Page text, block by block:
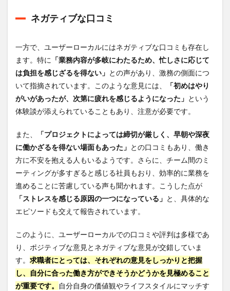
ネガティブな口コミ
一方で、ユーザーローカルにはネガティブな口コミも存在し
ます。特に 「業務内容が多岐にわたるため、忙しさに応じて
は負担を感じざるを得ない」 との声があり、激務の側面につ
いて指摘されています。このような意見には、
「初めはやり
がいがあったが、次第に疲れを感じるようになった」 という
体験談が添えられていることもあり、注意が必要です。
また、
「プロジェクトによっては締切が厳しく、早朝や深夜
に働かざるを得ない場面もあった」 との口コミもあり、働き
方に不安を抱える人もいるようです。さらに、チーム間のミ
ーティングが多すぎると感じる社員もおり、効率的に業務を
進めることに苦慮している声も聞かれます。こうした点が
「ストレスを感じる原因の一つになっている」 と、具体的な
エピソードも交えて報告されています。
このように、ユーザーローカルでの口コミや評判は多様であ
り、ポジティブな意見とネガティブな意見が交錯していま
す。 求職者にとっては、それぞれの意見をしっかりと把握
し、自分に合った働き方ができそうかどうかを見極めること
が重要です。
自分自身の価値観やライフスタイルにマッチす